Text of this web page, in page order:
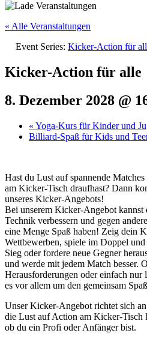
« Alle Veranstaltungen
Event Series: Kicker-Action für
Kicker-Action für alle
8. Dezember 2028 @
« Yoga-Kurs für Kinder und
Billiard-Spaß für Kids und
Hast du Lust auf spannende
am Kicker-Tisch draufhast? Dann
unseres Kicker-Angebots!
Bei unserem Kicker-Angebot kannst
Technik verbessern und gegen
eine Menge Spaß haben! Zeig dein
Wettbewerben, spiele im Doppel
Sieg oder fordere neue Gegner
und werde mit jedem Match besser.
Herausforderungen oder einfach nur
es vor allem um den gemeinsam
Unser Kicker-Angebot richtet sich
die Lust auf Action am Kicker-Tisch
ob du ein Profi oder Anfänger bist.